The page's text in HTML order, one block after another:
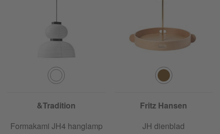
&Tradition
Formakami JH4 hanglamp
Fritz Hansen
JH dienblad